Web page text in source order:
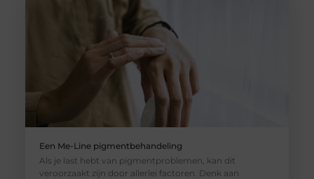
Een Me-Line pigmentbehandeling
Als je last hebt van pigmentproblemen, kan dit
veroorzaakt zijn door allerlei factoren. Denk aan